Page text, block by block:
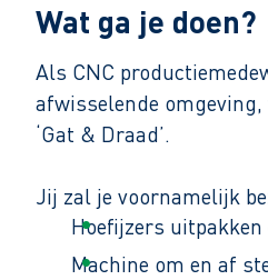
Wat ga je doen?
Als CNC
afwisselende
‘Gat & Draad’.
Jij zal je voornamelijk
Hoefijzers
Machine om en af